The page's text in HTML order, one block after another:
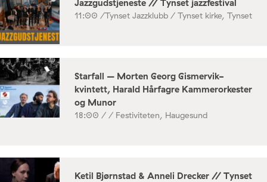
Jazzgudstjeneste // Tynset jazzfestival
11:00 /Tynset Jazzklubb / Tynset kirke, Tynset
Starfall – Morten Georg Gismervik-
kvintett, Harald Hårfagre Kammerorkester
og Munor
18:00 / / Festiviteten, Haugesund
Ketil Bjørnstad & Anneli Drecker // Tynset